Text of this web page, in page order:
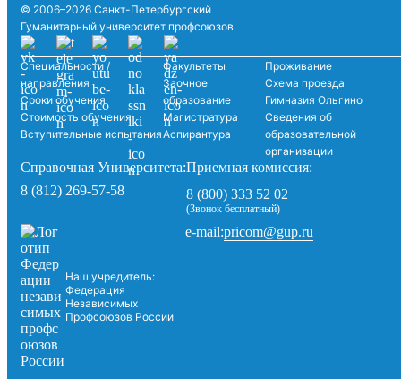
© 2006–2026 Санкт-Петербургский
Гуманитарный университет профсоюзов
Специальности /
направления
Сроки обучения
Стоимость обучения
Вступительные испытания
Факультеты
Заочное
образование
Магистратура
Аспирантура
Проживание
Схема проезда
Гимназия Ольгино
Сведения об
образовательной
организации
Справочная Университета:
8 (812) 269-57-58
Приемная комиссия:
8 (800) 333 52 02
(Звонок бесплатный)
Наш учредитель:
Федерация
Независимых
Профсоюзов России
e-mail:pricom@gup.ru